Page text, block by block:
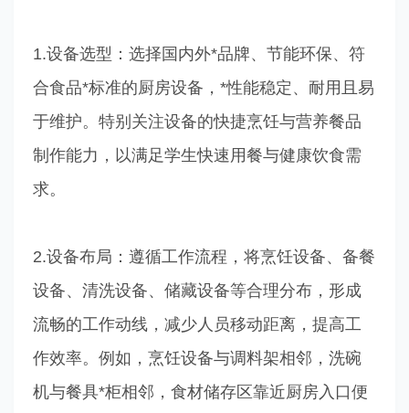
1.设备选型：选择国内外*品牌、节能环保、符
合食品*标准的厨房设备，*性能稳定、耐用且易
于维护。特别关注设备的快捷烹饪与营养餐品
制作能力，以满足学生快速用餐与健康饮食需
求。
2.设备布局：遵循工作流程，将烹饪设备、备餐
设备、清洗设备、储藏设备等合理分布，形成
流畅的工作动线，减少人员移动距离，提高工
作效率。例如，烹饪设备与调料架相邻，洗碗
机与餐具*柜相邻，食材储存区靠近厨房入口便